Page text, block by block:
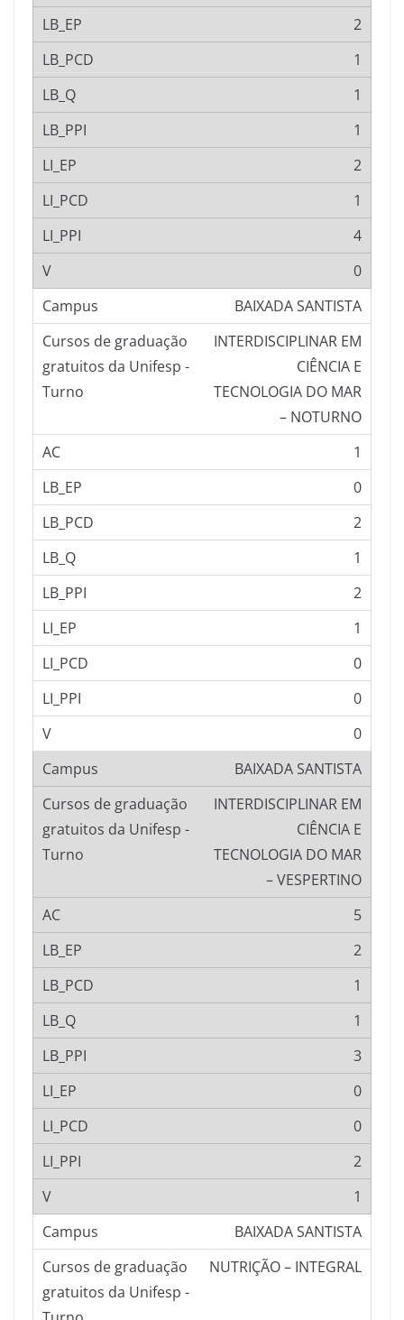
2
1
1
1
2
1
4
0
BAIXADA SANTISTA
INTERDISCIPLINAR EM
CIÊNCIA E
TECNOLOGIA DO MAR
– NOTURNO
1
0
2
1
2
1
0
0
0
BAIXADA SANTISTA
INTERDISCIPLINAR EM
CIÊNCIA E
TECNOLOGIA DO MAR
– VESPERTINO
5
2
1
1
3
0
0
2
1
BAIXADA SANTISTA
NUTRIÇÃO – INTEGRAL